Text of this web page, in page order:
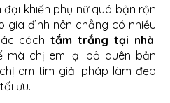
khiến phụ nữ quá bận rộn
gia đình nên chẳng có nhiều
cáchtắm trắng tại nhà.
mà chị em lại bỏ quên bản
em tìm giải pháp làm đẹp
ưu.